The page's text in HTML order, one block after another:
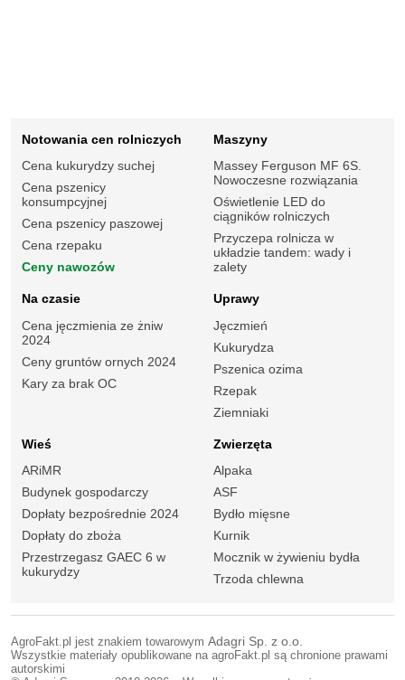
Notowania cen rolniczych
Cena kukurydzy suchej
Cena pszenicy
konsumpcyjnej
Cena pszenicy paszowej
Cena rzepaku
Ceny nawozów
Maszyny
Massey Ferguson MF 6S.
Nowoczesne rozwiązania
Oświetlenie LED do
ciągników rolniczych
Przyczepa rolnicza w
układzie tandem: wady i
zalety
Na czasie
Cena jęczmienia ze żniw
2024
Ceny gruntów ornych 2024
Kary za brak OC
Uprawy
Jęczmień
Kukurydza
Pszenica ozima
Rzepak
Ziemniaki
Wieś
ARiMR
Budynek gospodarczy
Dopłaty bezpośrednie 2024
Dopłaty do zboża
Przestrzegasz GAEC 6 w
kukurydzy
Zwierzęta
Alpaka
ASF
Bydło mięsne
Kurnik
Mocznik w żywieniu bydła
Trzoda chlewna
AgroFakt.pl jest znakiem towarowym Adagri Sp. z o.o.
Wszystkie materiały opublikowane na agroFakt.pl są chronione prawami
autorskimi